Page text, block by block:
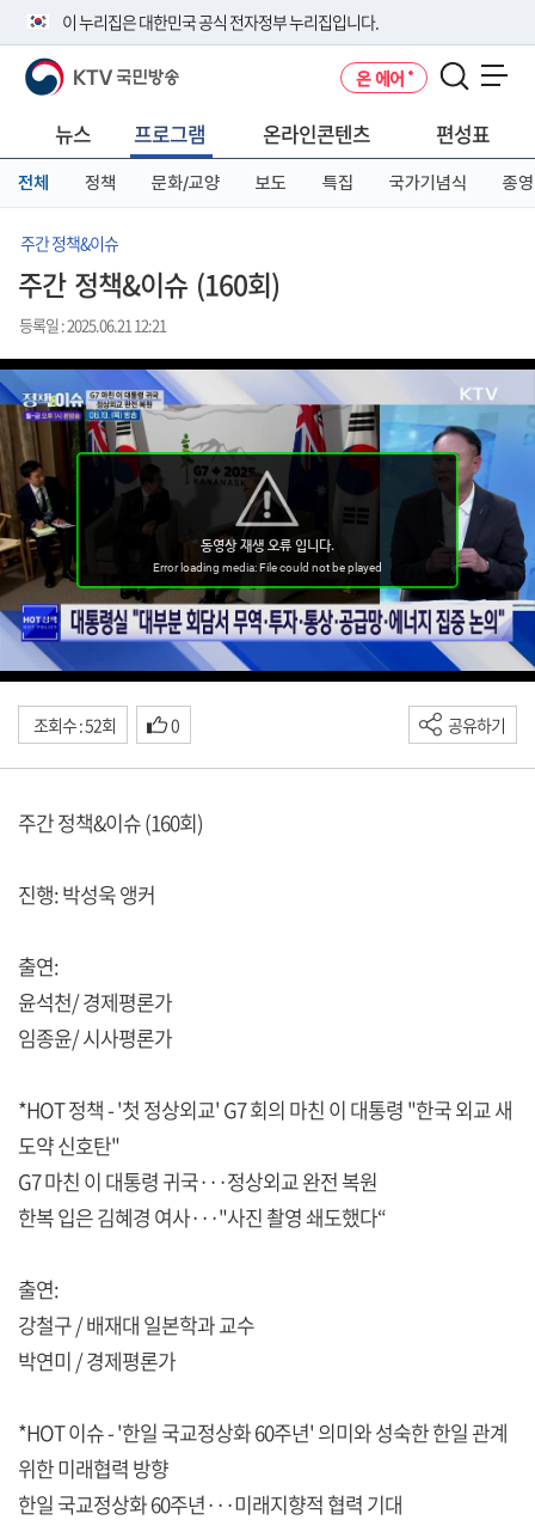
이 누리집은 대한민국 공식 전자정부 누리집입니다.
공식 누리집 주소 확인하기
니다.
이밖에 or.kr 또는 .kr등 다른 도메인 주소를 사용하고 있다면 아래 URL에
서 도메인 주소를 확인해 보세요
KTV 국민방송 온 에어
뉴스 프로그램 온라인콘텐츠 편성표
전체 정책 문화/교양 보도 특집 국가기념식 종영
주간 정책&이슈
주간 정책&이슈 (160회)
등록일 : 2025.06.21 12:21
조회수 : 52회 0 공유하기
주간 정책&이슈 (160회)
진행: 박성욱 앵커
출연:
윤석천/ 경제평론가
임종윤/ 시사평론가
*HOT 정책 - '첫 정상외교' G7 회의 마친 이 대통령 "한국 외교 새
도약 신호탄"
G7 마친 이 대통령 귀국···정상외교 완전 복원
한복 입은 김혜경 여사···"사진 촬영 쇄도했다“
출연:
강철구 / 배재대 일본학과 교수
박연미 / 경제평론가
*HOT 이슈 - '한일 국교정상화 60주년' 의미와 성숙한 한일 관계
위한 미래협력 방향
한일 국교정상화 60주년···미래지향적 협력 기대